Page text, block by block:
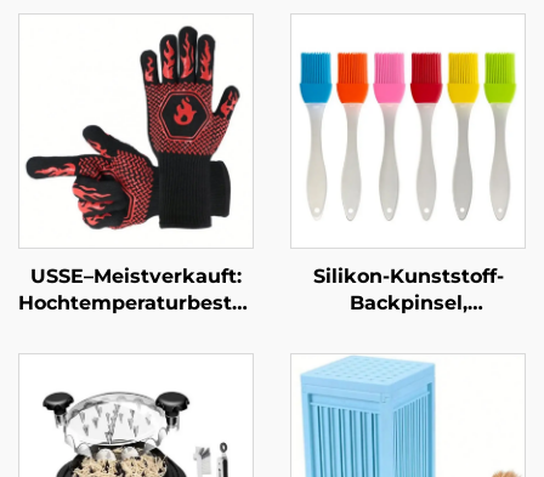
USSE–Meistverkauft:
Hochtemperaturbeständige
Handschuhe und
Handschuhe,
feuerfest,
wärmeisolierend,
Silikon-Kunststoff-
Backpinsel,
antihaftbeschichtet,
hochwertiges
Küchengerät für
Kohlegrill und
Barbecue zum